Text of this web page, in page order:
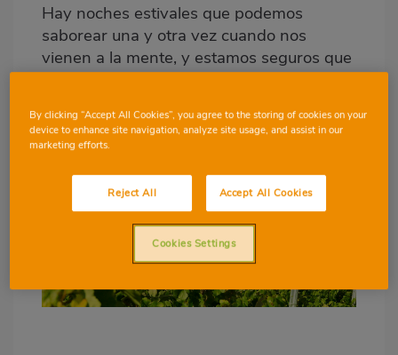
Hay noches estivales que podemos
saborear una y otra vez cuando nos
vienen a la mente, y estamos seguros que
la Cata de Estrellas de Bodegas de la D.O
siempre recordarás.
By clicking “Accept All Cookies”, you agree to the storing of cookies on your
device to enhance site navigation, analyze site usage, and assist in our
marketing efforts.
Reject All Accept All Cookies
Cookies Settings